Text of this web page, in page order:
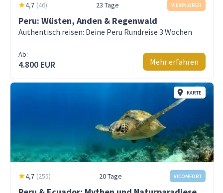
4,7 (46) 23 Tage VIEXPLORER
Peru: Wüsten, Anden & Regenwald
Authentisch reisen: Deine Peru Rundreise 3 Wochen
Ab:
4.800 EUR Mehr erfahren
KARTE
4,7 (255) 20 Tage VICOMFORT